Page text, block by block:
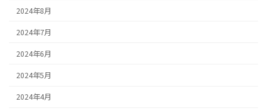
2024年8月
2024年7月
2024年6月
2024年5月
2024年4月